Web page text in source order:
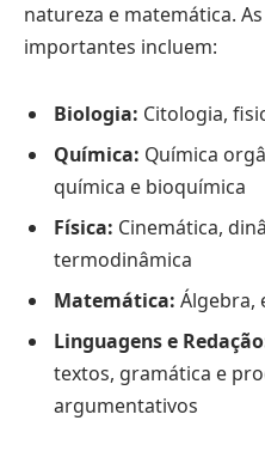
natureza e matemática.
importantes incluem:
Biologia: Citologia,
Química: Química
química e bioquímica
Física: Cinemática,
termodinâmica
Matemática: Álgebra,
Linguagens e
textos, gramática e
argumentativos